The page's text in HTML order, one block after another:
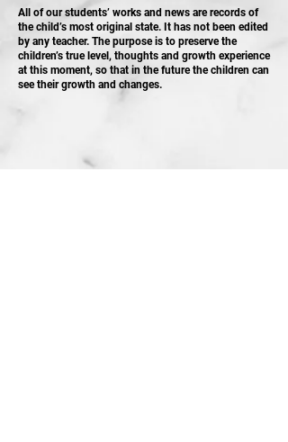
All of our students’ works and news are records of
the child’s most original state. It has not been edited
by any teacher. The purpose is to preserve the
children’s true level, thoughts and growth experience
at this moment, so that in the future the children can
see their growth and changes.